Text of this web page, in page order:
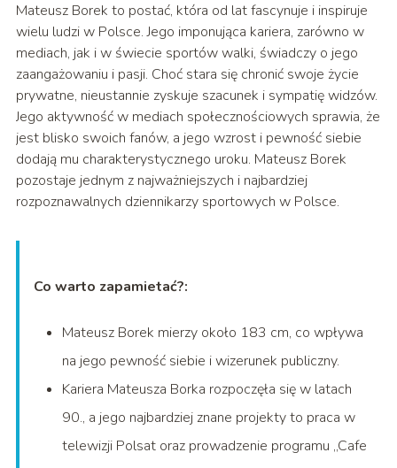
Mateusz Borek to postać, która od lat fascynuje i inspiruje
wielu ludzi w Polsce. Jego imponująca kariera, zarówno w
mediach, jak i w świecie sportów walki, świadczy o jego
zaangażowaniu i pasji. Choć stara się chronić swoje życie
prywatne, nieustannie zyskuje szacunek i sympatię widzów.
Jego aktywność w mediach społecznościowych sprawia, że
jest blisko swoich fanów, a jego wzrost i pewność siebie
dodają mu charakterystycznego uroku. Mateusz Borek
pozostaje jednym z najważniejszych i najbardziej
rozpoznawalnych dziennikarzy sportowych w Polsce.
Co warto zapamietać?:
Mateusz Borek mierzy około 183 cm, co wpływa
na jego pewność siebie i wizerunek publiczny.
Kariera Mateusza Borka rozpoczęła się w latach
90., a jego najbardziej znane projekty to praca w
telewizji Polsat oraz prowadzenie programu „Cafe